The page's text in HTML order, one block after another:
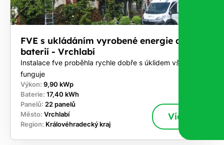
FVE s ukládáním vyrobené energie do
baterií - Vrchlabí
Instalace fve proběhla rychle dobře s úklidem vše
funguje
Výkon: 9,90 kWp
Baterie: 17,40 kWh
Panelů: 22 panelů
Město: Vrchlabí
Region: Královéhradecký kraj
Více